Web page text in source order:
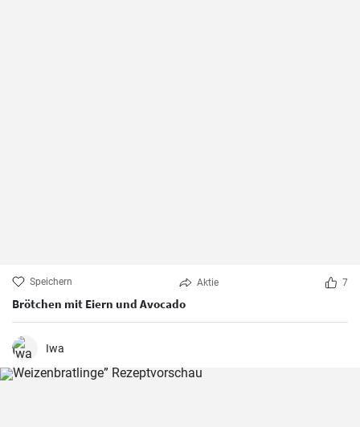
Speichern Aktie 7
Brötchen mit Eiern und Avocado
Iwa